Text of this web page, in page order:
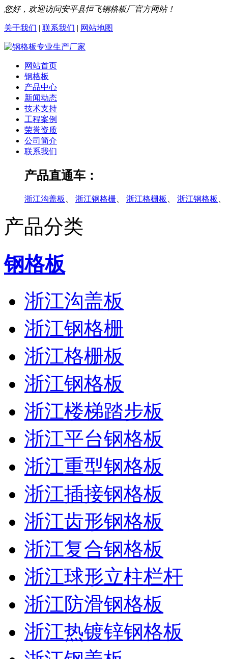
您好，欢迎访问安平县恒飞钢格板厂官方网站！
关于我们 | 联系我们 | 网站地图
网站首页
钢格板
产品中心
新闻动态
技术支持
工程案例
荣誉资质
公司简介
联系我们
产品直通车：
浙江沟盖板 浙江钢格栅 浙江格栅板 浙江钢格板
产品分类
钢格板
浙江沟盖板
浙江钢格栅
浙江格栅板
浙江钢格板
浙江楼梯踏步板
浙江平台钢格板
浙江重型钢格板
浙江插接钢格板
浙江齿形钢格板
浙江复合钢格板
浙江球形立柱栏杆
浙江防滑钢格板
浙江热镀锌钢格板